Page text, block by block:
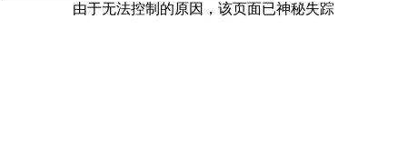
由于无法控制的原因，该页面已神秘失踪